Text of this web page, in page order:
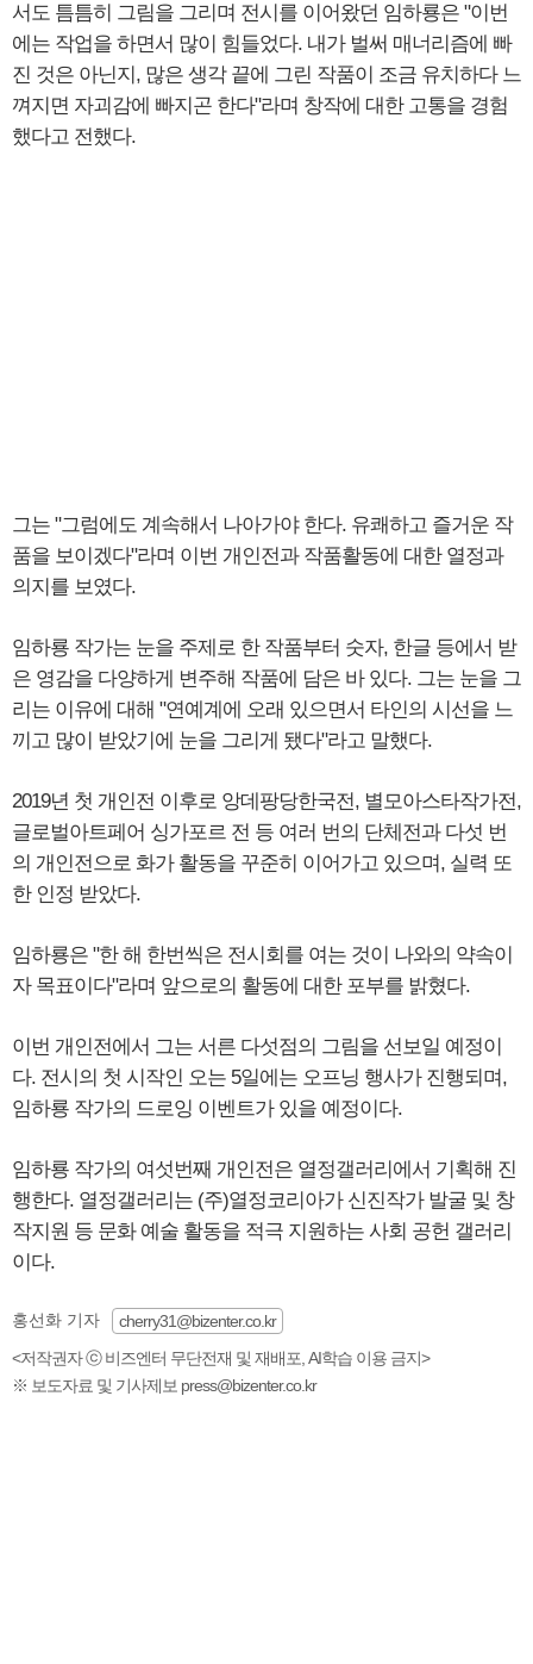
서도 틈틈히 그림을 그리며 전시를 이어왔던 임하룡은 "이번
에는 작업을 하면서 많이 힘들었다. 내가 벌써 매너리즘에 빠
진 것은 아닌지, 많은 생각 끝에 그린 작품이 조금 유치하다 느
껴지면 자괴감에 빠지곤 한다"라며 창작에 대한 고통을 경험
했다고 전했다.
그는 "그럼에도 계속해서 나아가야 한다. 유쾌하고 즐거운 작
품을 보이겠다"라며 이번 개인전과 작품활동에 대한 열정과
의지를 보였다.
임하룡 작가는 눈을 주제로 한 작품부터 숫자, 한글 등에서 받
은 영감을 다양하게 변주해 작품에 담은 바 있다. 그는 눈을 그
리는 이유에 대해 "연예계에 오래 있으면서 타인의 시선을 느
끼고 많이 받았기에 눈을 그리게 됐다"라고 말했다.
2019년 첫 개인전 이후로 앙데팡당한국전, 별모아스타작가전,
글로벌아트페어 싱가포르 전 등 여러 번의 단체전과 다섯 번
의 개인전으로 화가 활동을 꾸준히 이어가고 있으며, 실력 또
한 인정 받았다.
임하룡은 "한 해 한번씩은 전시회를 여는 것이 나와의 약속이
자 목표이다"라며 앞으로의 활동에 대한 포부를 밝혔다.
이번 개인전에서 그는 서른 다섯점의 그림을 선보일 예정이
다. 전시의 첫 시작인 오는 5일에는 오프닝 행사가 진행되며,
임하룡 작가의 드로잉 이벤트가 있을 예정이다.
임하룡 작가의 여섯번째 개인전은 열정갤러리에서 기획해 진
행한다. 열정갤러리는 (주)열정코리아가 신진작가 발굴 및 창
작지원 등 문화 예술 활동을 적극 지원하는 사회 공헌 갤러리
이다.
홍선화 기자
cherry31@bizenter.co.kr
<저작권자 ⓒ 비즈엔터 무단전재 및 재배포, AI학습 이용 금지>
※ 보도자료 및 기사제보 press@bizenter.co.kr